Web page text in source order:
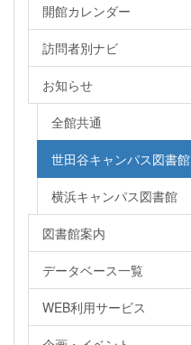
開館カレンダー
訪問者別ナビ
お知らせ
全館共通
世田谷キャンパス図書館
横浜キャンパス図書館
図書館案内
データベース一覧
WEB利用サービス